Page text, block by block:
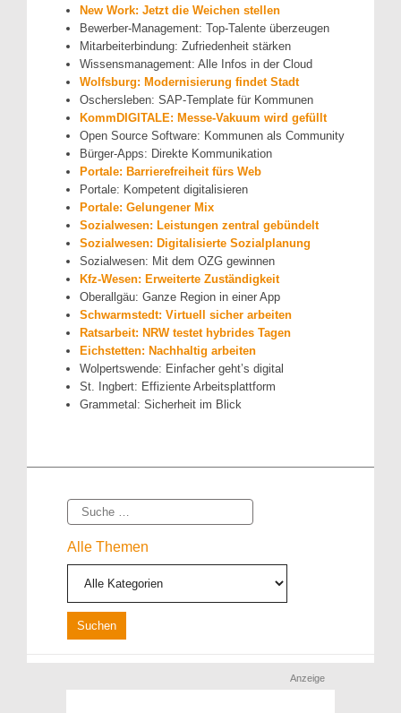
New Work: Jetzt die Weichen stellen
Bewerber-Management: Top-Talente überzeugen
Mitarbeiterbindung: Zufriedenheit stärken
Wissensmanagement: Alle Infos in der Cloud
Wolfsburg: Modernisierung findet Stadt
Oschersleben: SAP-Template für Kommunen
KommDIGITALE: Messe-Vakuum wird gefüllt
Open Source Software: Kommunen als Community
Bürger-Apps: Direkte Kommunikation
Portale: Barrierefreiheit fürs Web
Portale: Kompetent digitalisieren
Portale: Gelungener Mix
Sozialwesen: Leistungen zentral gebündelt
Sozialwesen: Digitalisierte Sozialplanung
Sozialwesen: Mit dem OZG gewinnen
Kfz-Wesen: Erweiterte Zuständigkeit
Oberallgäu: Ganze Region in einer App
Schwarmstedt: Virtuell sicher arbeiten
Ratsarbeit: NRW testet hybrides Tagen
Eichstetten: Nachhaltig arbeiten
Wolpertswende: Einfacher geht’s digital
St. Ingbert: Effiziente Arbeitsplattform
Grammetal: Sicherheit im Blick
Suche
Alle Themen
Anzeige